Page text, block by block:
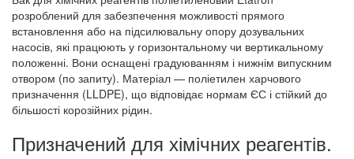
розроблений для забезпечення можливості прямого
встановлення або на підсилювальну опору дозувальних
насосів, які працюють у горизонтальному чи вертикальному
положенні. Вони оснащені градуюванням і нижнім випускним
отвором (по запиту). Матеріал — поліетилен харчового
призначення (LLDPE), що відповідає нормам ЄС і стійкий до
більшості корозійних рідин.
Призначений для хімічних реагентів.